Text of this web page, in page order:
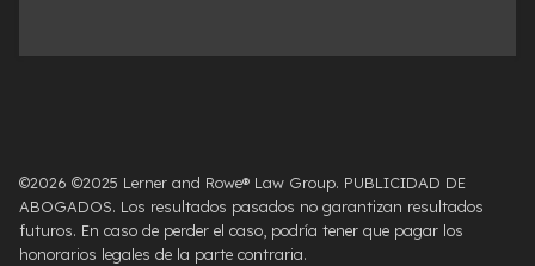
©2026 ©2025 Lerner and Rowe® Law Group. PUBLICIDAD DE
ABOGADOS. Los resultados pasados ​​no garantizan resultados
futuros. En caso de perder el caso, podría tener que pagar los
honorarios legales de la parte contraria.